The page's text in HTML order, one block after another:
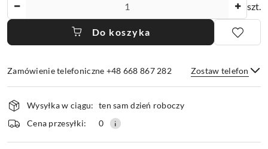
szt.
Do koszyka
Zamówienie telefoniczne +48 668 867 282 Zostaw telefon
Wyślij
Dostępność
i
dostawa
Wysyłka w ciągu: ten sam dzień roboczy
Cena przesyłki:
0